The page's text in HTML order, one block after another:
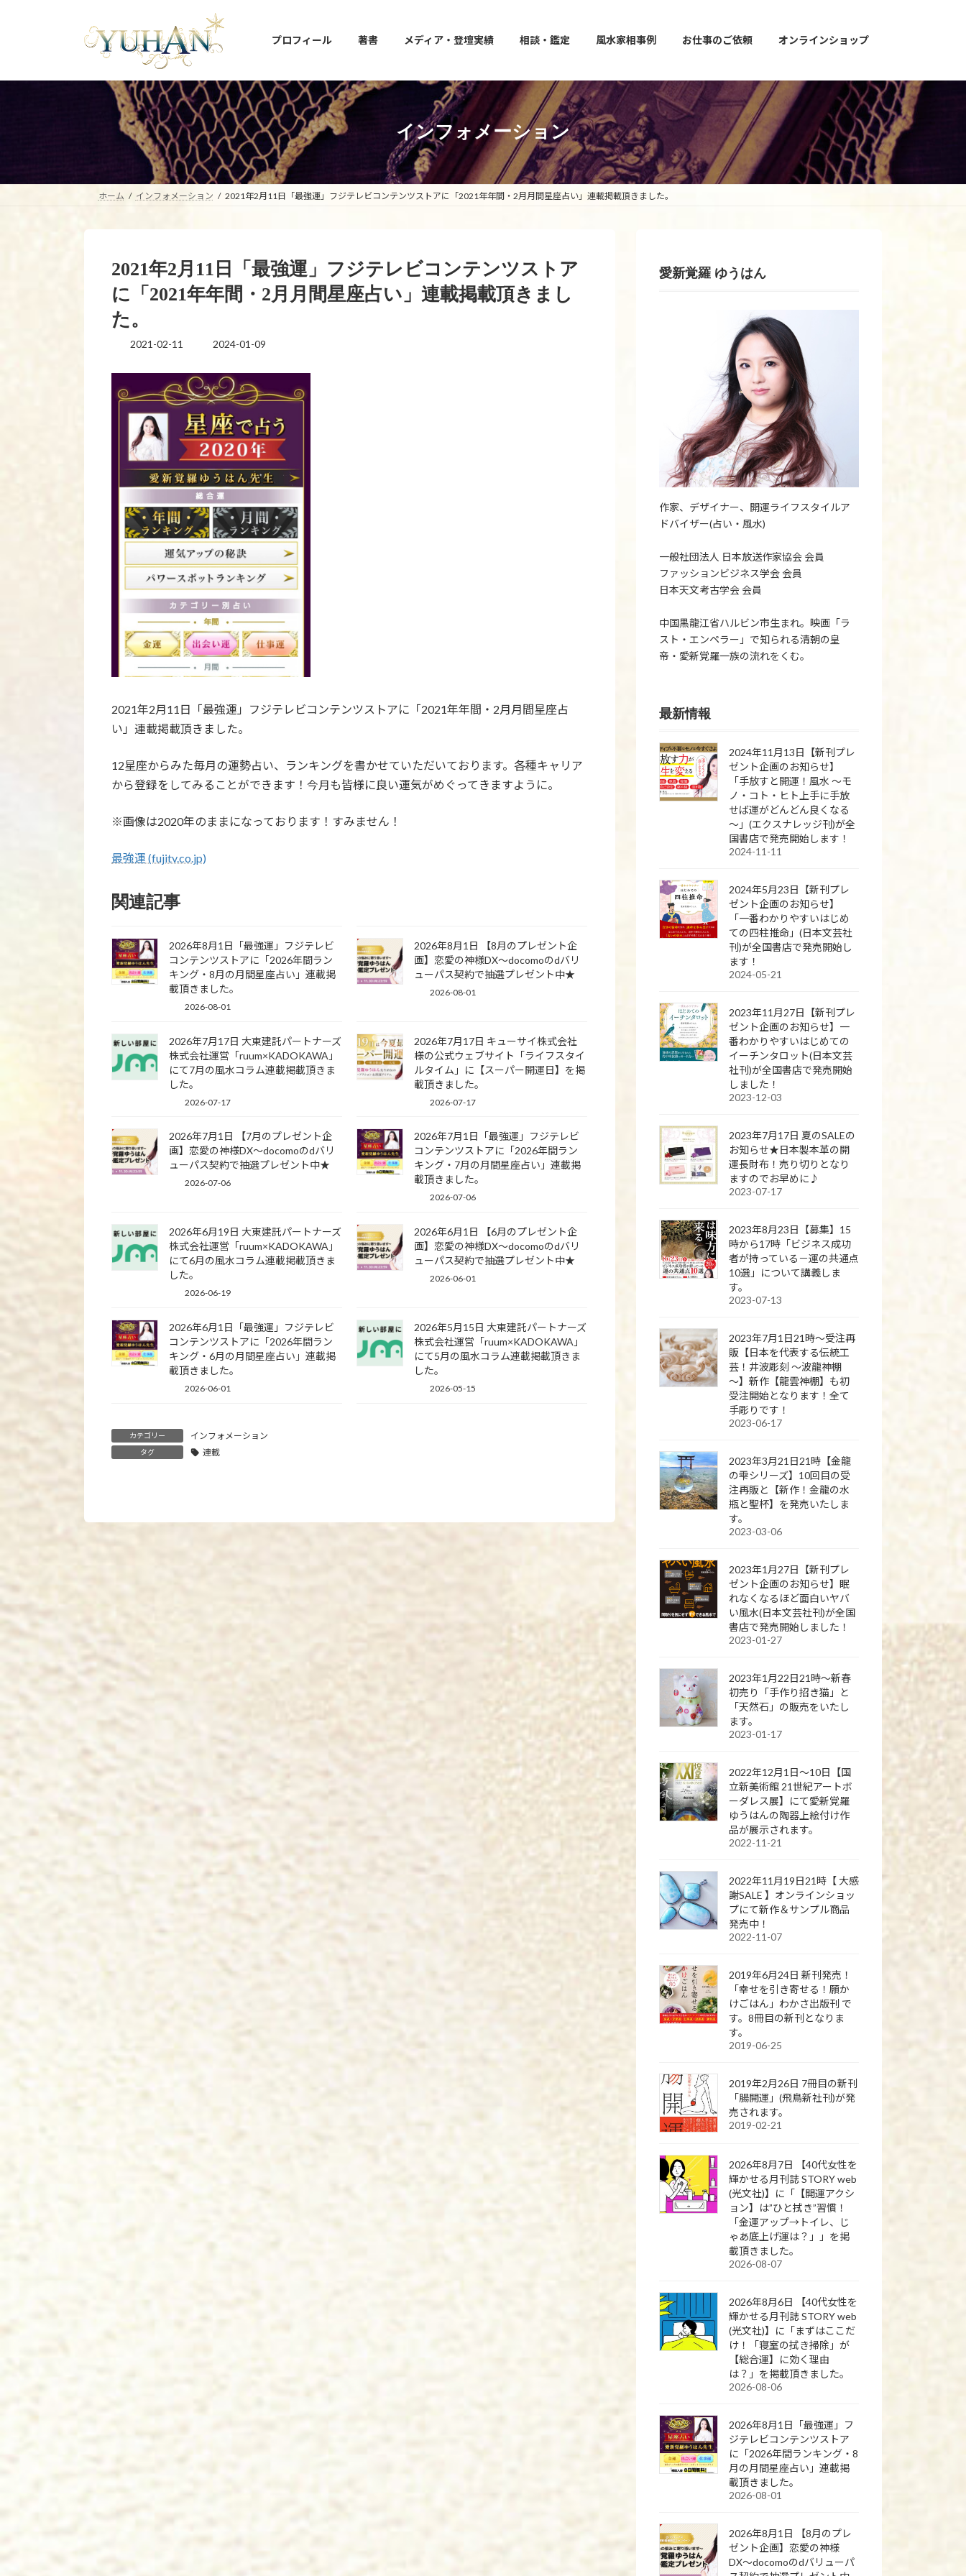
ツ
シ
プロフィール 著書 メディア・登壇実績 相談・鑑定 風水家相事例 お仕事のご依頼 オンラインショップ
インフォメーション
ホーム インフォメーション 2021年2月11日「最強運」フジテレビコンテンツストアに「2021年年間・2月月間星座占い」連載掲載頂きました。
2021年2月11日「最強運」フジテレビコンテンツストア
に「2021年年間・2月月間星座占い」連載掲載頂きまし
た。
2021-02-11
最
更
新
日
時
:
2024-01-09
2021年2月11日「最強運」フジテレビコンテンツストアに「2021年年間・2月月間星座占
い」連載掲載頂きました。
12星座からみた毎月の運勢占い、ランキングを書かせていただいております。各種キャリア
から登録をしてみることができます！今月も皆様に良い運気がめぐってきますように。
※画像は2020年のままになっております！すみません！
最強運 (fujitv.co.jp)
関連記事
2026年8月1日「最強運」フジテレビ
コンテンツストアに「2026年間ラン
キング・8月の月間星座占い」連載掲
載頂きました。
2026-08-01
2026年8月1日 【8月のプレゼント企
画】恋愛の神様DX〜docomoのdバリ
ューパス契約で抽選プレゼント中★
2026-08-01
2026年7月17日 大東建託パートナーズ
株式会社運営「ruum×KADOKAWA」
にて7月の風水コラム連載掲載頂きま
した。
2026-07-17
2026年7月17日 キューサイ株式会社
様の公式ウェブサイト「ライフスタイ
ルタイム」に【スーパー開運日】を掲
載頂きました。
2026-07-17
2026年7月1日 【7月のプレゼント企
画】恋愛の神様DX〜docomoのdバリ
ューパス契約で抽選プレゼント中★
2026-07-06
2026年7月1日「最強運」フジテレビ
コンテンツストアに「2026年間ラン
キング・7月の月間星座占い」連載掲
載頂きました。
2026-07-06
2026年6月19日 大東建託パートナーズ
株式会社運営「ruum×KADOKAWA」
にて6月の風水コラム連載掲載頂きま
した。
2026-06-19
2026年6月1日 【6月のプレゼント企
画】恋愛の神様DX〜docomoのdバリ
ューパス契約で抽選プレゼント中★
2026-06-01
2026年6月1日「最強運」フジテレビ
コンテンツストアに「2026年間ラン
キング・6月の月間星座占い」連載掲
載頂きました。
2026-06-01
2026年5月15日 大東建託パートナーズ
株式会社運営「ruum×KADOKAWA」
にて5月の風水コラム連載掲載頂きま
した。
2026-05-15
カテゴリー インフォメーション
タグ 連載
愛新覚羅 ゆうはん
作家、デザイナー、開運ライフスタイルア
ドバイザー(占い・風水)
一般社団法人 日本放送作家協会 会員
ファッションビジネス学会 会員
日本天文考古学会 会員
中国黒龍江省ハルビン市生まれ。映画「ラ
スト・エンペラー」で知られる清朝の皇
帝・愛新覚羅一族の流れをくむ。
最新情報
2024年11月13日【新刊プレ
ゼント企画のお知らせ】
「手放すと開運！風水 ～モ
ノ・コト・ヒト上手に手放
せば運がどんどん良くなる
～」(エクスナレッジ刊)が全
国書店で発売開始します！
2024-11-11
2024年5月23日【新刊プレ
ゼント企画のお知らせ】
「一番わかりやすいはじめ
ての四柱推命」(日本文芸社
刊)が全国書店で発売開始し
ます！
2024-05-21
2023年11月27日【新刊プレ
ゼント企画のお知らせ】一
番わかりやすいはじめての
イーチンタロット(日本文芸
社刊)が全国書店で発売開始
しました！
2023-12-03
2023年7月17日 夏のSALEの
お知らせ★日本製本革の開
運長財布！売り切りとなり
ますのでお早めに♪
2023-07-17
2023年8月23日【募集】15
時から17時「ビジネス成功
者が持っている－運の共通点
10選」について講義しま
す。
2023-07-13
2023年7月1日21時～受注再
販【日本を代表する伝統工
芸！井波彫刻 ～波龍神棚
～】新作【龍雲神棚】も初
受注開始となります！全て
手彫りです！
2023-06-17
2023年3月21日21時【金龍
の雫シリーズ】10回目の受
注再販と【新作！金龍の水
瓶と聖杯】を発売いたしま
す。
2023-03-06
2023年1月27日【新刊プレ
ゼント企画のお知らせ】眠
れなくなるほど面白いヤバ
い風水(日本文芸社刊)が全国
書店で発売開始しました！
2023-01-27
2023年1月22日21時～新春
初売り「手作り招き猫」と
「天然石」の販売をいたし
ます。
2023-01-17
2022年12月1日～10日【国
立新美術館 21世紀アートボ
ーダレス展】にて愛新覚羅
ゆうはんの陶器上絵付け作
品が展示されます。
2022-11-21
2022年11月19日21時【 大感
謝SALE 】オンラインショッ
プにて新作＆サンプル商品
発売中！
2022-11-07
2019年6月24日 新刊発売！
「幸せを引き寄せる！願か
けごはん」わかさ出版刊 で
す。8冊目の新刊となりま
す。
2019-06-25
2019年2月26日 7冊目の新刊
「腸開運」(飛鳥新社刊)が発
売されます。
2019-02-21
2026年8月7日 【40代女性を
輝かせる月刊誌 STORY web
(光文社)】に「【開運アクシ
ョン】は”ひと拭き”習慣！
「金運アップ→トイレ、じ
ゃあ底上げ運は？」」を掲
載頂きました。
2026-08-07
2026年8月6日 【40代女性を
輝かせる月刊誌 STORY web
(光文社)】に「まずはここだ
け！「寝室の拭き掃除」が
【総合運】に効く理由
は？」を掲載頂きました。
2026-08-06
2026年8月1日「最強運」フ
ジテレビコンテンツストア
に「2026年間ランキング・8
月の月間星座占い」連載掲
載頂きました。
2026-08-01
2026年8月1日 【8月のプレ
ゼント企画】恋愛の神様
DX〜docomoのdバリューパ